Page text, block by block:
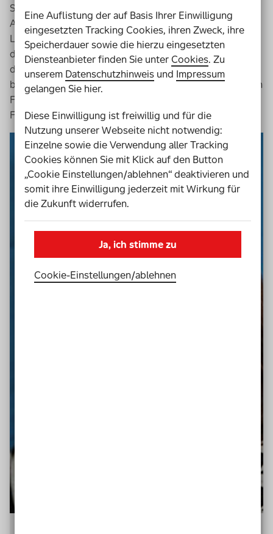
Schwerpunkten arbeiten und ihre Arbeitsweise sowie
Arbeitseinteilung selbst bestimmen können. Als
Lehrkräfte stellen wir fest, dass durch die Projektarbeit
die Eigenverantwortung und die Organisationsfähigkeit
der Schülerinnen und Schüler wachsen. Außerdem
berücksichtigt die Wahl der Teilthemen ihre spezifischen
Fähigkeiten und Fertigkeiten, so dass individuelle
Förderungen möglich sind.
Eine Auflistung der auf Basis Ihrer Einwilligung
eingesetzten Tracking Cookies, ihren Zweck, ihre
Speicherdauer sowie die hierzu eingesetzten
Diensteanbieter finden Sie unterCookies. Zu
unserem Datenschutzhinweis und Impressum
gelangen Sie hier.
Diese Einwilligung ist freiwillig und für die
Nutzung unserer Webseite nicht notwendig:
Einzelne sowie die Verwendung aller Tracking
Cookies können Sie mit Klick auf den Button
„Cookie Einstellungen/ablehnen“ deaktivieren und
somit ihre Einwilligung jederzeit mit Wirkung für
die Zukunft widerrufen.
Ja, ich stimme zu
Cookie-Einstellungen­/­ablehnen